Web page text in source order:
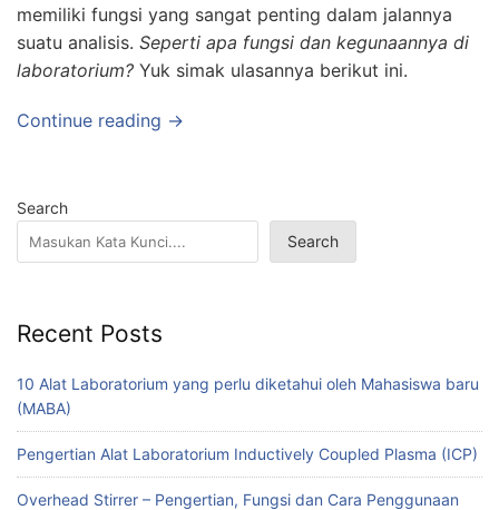
memiliki fungsi yang sangat penting dalam jalannya
suatu analisis. Seperti apa fungsi dan kegunaannya di
laboratorium? Yuk simak ulasannya berikut ini.
Continue reading →
Search
Search
Recent Posts
10 Alat Laboratorium yang perlu diketahui oleh Mahasiswa baru
(MABA)
Pengertian Alat Laboratorium Inductively Coupled Plasma (ICP)
Overhead Stirrer – Pengertian, Fungsi dan Cara Penggunaan